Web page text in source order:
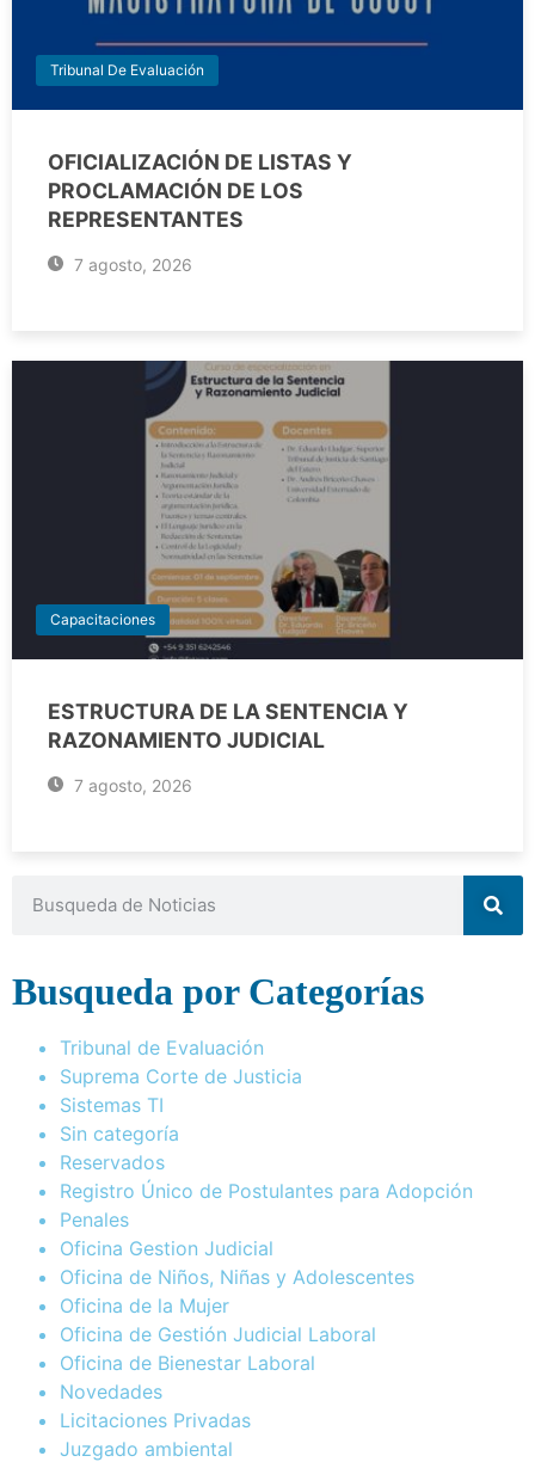
Tribunal De Evaluación
OFICIALIZACIÓN DE LISTAS Y
PROCLAMACIÓN DE LOS
REPRESENTANTES
7 agosto, 2026
Capacitaciones
ESTRUCTURA DE LA SENTENCIA Y
RAZONAMIENTO JUDICIAL
7 agosto, 2026
Busqueda por Categorías
Tribunal de Evaluación
Suprema Corte de Justicia
Sistemas TI
Sin categoría
Reservados
Registro Único de Postulantes para Adopción
Penales
Oficina Gestion Judicial
Oficina de Niños, Niñas y Adolescentes
Oficina de la Mujer
Oficina de Gestión Judicial Laboral
Oficina de Bienestar Laboral
Novedades
Licitaciones Privadas
Juzgado ambiental